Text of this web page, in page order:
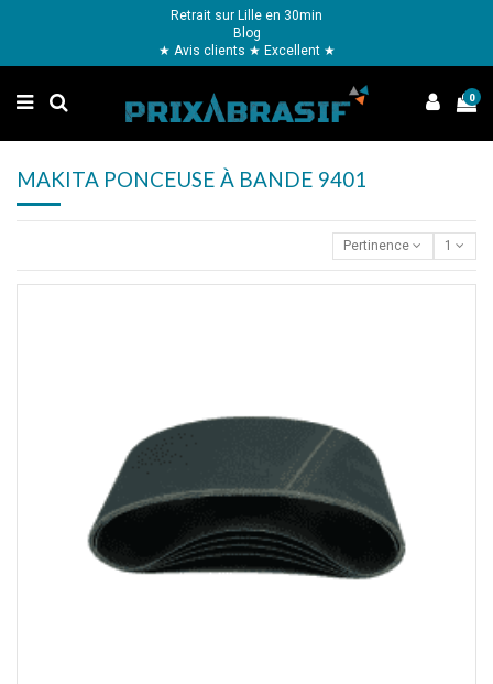
Retrait sur Lille en 30min
Blog
★ Avis clients ★ Excellent ★
0
MAKITA PONCEUSE À BANDE 9401
Pertinence 1